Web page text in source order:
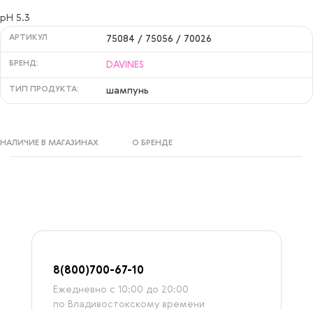
pH 5.3
АРТИКУЛ 75084 / 75056 / 70026
БРЕНД: DAVINES
ТИП ПРОДУКТА: шампунь
НАЛИЧИЕ В МАГАЗИНАХ О БРЕНДЕ
8(800)700-67-10
Ежедневно с 10:00 до 20:00
по Владивостокскому времени